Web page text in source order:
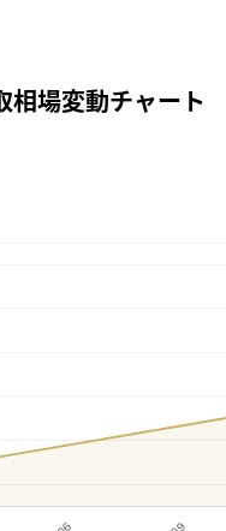
場変動チャート